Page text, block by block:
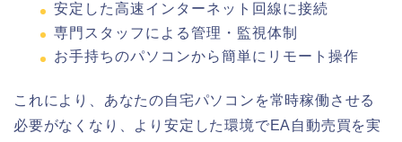
安定した高速インターネット回線に接続
専門スタッフによる管理・監視体制
お手持ちのパソコンから簡単にリモート操作
これにより、あなたの自宅パソコンを常時稼働させる
必要がなくなり、より安定した環境でEA自動売買を実